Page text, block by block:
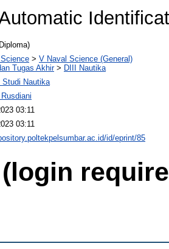
> V Naval Science (General)
Tugas Akhir> DIII Nautika
Studi Nautika
03:11
03:11
id/eprint/85